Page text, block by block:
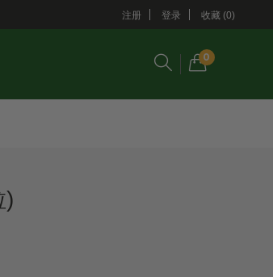
注册 登录 收藏 (0)
0
)